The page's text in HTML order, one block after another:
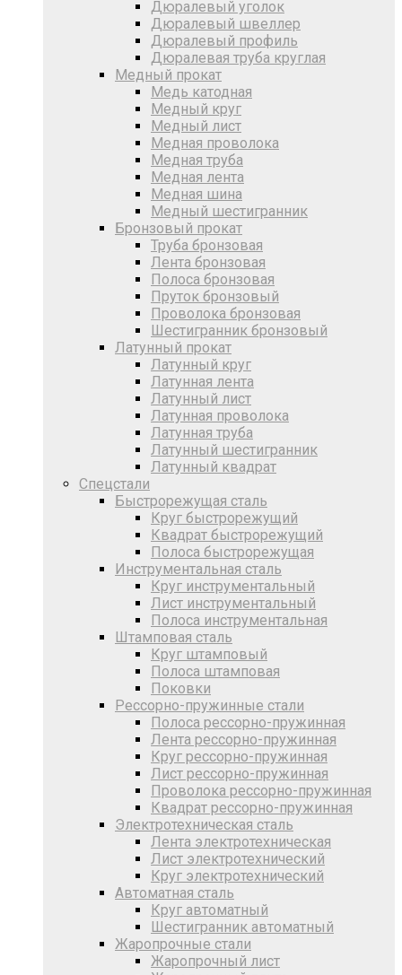
Дюралевый уголок
Дюралевый швеллер
Дюралевый профиль
Дюралевая труба круглая
Медный прокат
Медь катодная
Медный круг
Медный лист
Медная проволока
Медная труба
Медная лента
Медная шина
Медный шестигранник
Бронзовый прокат
Труба бронзовая
Лента бронзовая
Полоса бронзовая
Пруток бронзовый
Проволока бронзовая
Шестигранник бронзовый
Латунный прокат
Латунный круг
Латунная лента
Латунный лист
Латунная проволока
Латунная труба
Латунный шестигранник
Латунный квадрат
Спецстали
Быстрорежущая сталь
Круг быстрорежущий
Квадрат быстрорежущий
Полоса быстрорежущая
Инструментальная сталь
Круг инструментальный
Лист инструментальный
Полоса инструментальная
Штамповая сталь
Круг штамповый
Полоса штамповая
Поковки
Рессорно-пружинные стали
Полоса рессорно-пружинная
Лента рессорно-пружинная
Круг рессорно-пружинная
Лист рессорно-пружинная
Проволока рессорно-пружинная
Квадрат рессорно-пружинная
Электротехническая сталь
Лента электротехническая
Лист электротехнический
Круг электротехнический
Автоматная сталь
Круг автоматный
Шестигранник автоматный
Жаропрочные стали
Жаропрочный лист